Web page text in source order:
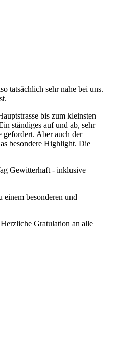
tatsächlich sehr nahe bei uns.
bis zum kleinsten
ständiges auf und ab, sehr
Aber auch der
besondere Highlight. Die
Gewitterhaft - inklusive
besonderen und
Gratulation an alle